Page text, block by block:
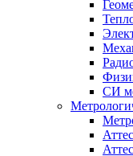
СИ